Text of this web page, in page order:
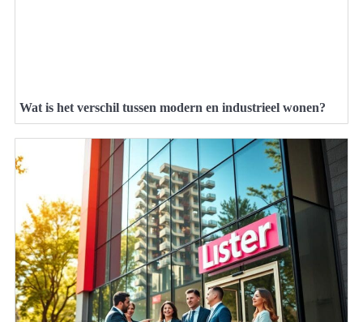
Wat is het verschil tussen modern en industrieel wonen?